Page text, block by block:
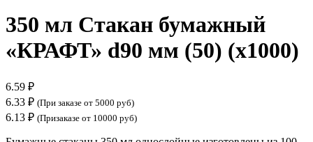
350 мл Стакан бумажный
«КРАФТ» d90 мм (50) (х1000)
6.59 ₽
6.33 ₽ (При заказе от 5000 руб)
6.13 ₽ (Призаказе от 10000 руб)